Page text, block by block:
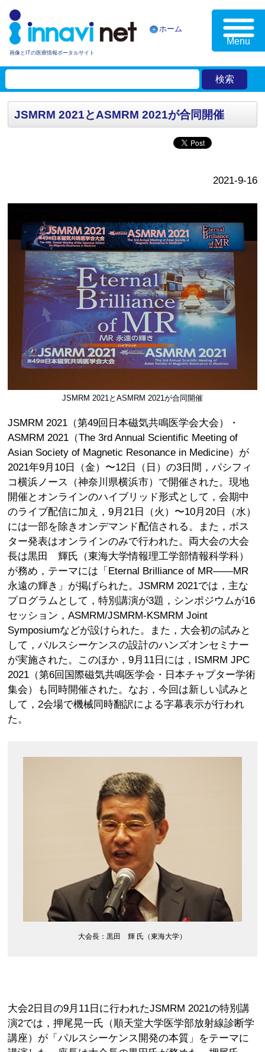
画像とITの医療情報ポータルサイト
ホーム
Menu
JSMRM 2021とASMRM 2021が合同開催
2021-9-16
JSMRM 2021とASMRM 2021が合同開催
JSMRM 2021（第49回日本磁気共鳴医学会大会）・
ASMRM 2021（The 3rd Annual Scientific Meeting of
Asian Society of Magnetic Resonance in Medicine）が
2021年9月10日（金）〜12日（日）の3日間，パシフィ
コ横浜ノース（神奈川県横浜市）で開催された。現地
開催とオンラインのハイブリッド形式として，会期中
のライブ配信に加え，9月21日（火）〜10月20日（水）
には一部を除きオンデマンド配信される。また，ポス
ター発表はオンラインのみで行われた。両大会の大会
長は黒田 輝氏（東海大学情報理工学部情報科学科）
が務め，テーマには「Eternal Brilliance of MR——MR
永遠の輝き」が掲げられた。JSMRM 2021では，主な
プログラムとして，特別講演が3題，シンポジウムが16
セッション，ASMRM/JSMRM-KSMRM Joint
Symposiumなどが設けられた。また，大会初の試みと
して，パルスシーケンスの設計のハンズオンセミナー
が実施された。このほか，9月11日には，ISMRM JPC
2021（第6回国際磁気共鳴医学会・日本チャプター学術
集会）も同時開催された。なお，今回は新しい試みと
して，2会場で機械同時翻訳による字幕表示が行われ
た。
大会長：黒田 輝 氏（東海大学）
大会2日目の9月11日に行われたJSMRM 2021の特別講
演2では，押尾晃一氏（順天堂大学医学部放射線診断学
講座）が「パルスシーケンス開発の本質」をテーマに